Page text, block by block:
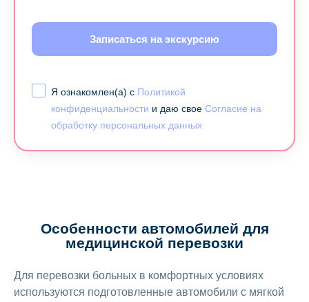
Записаться на экскурсию
Я ознакомлен(а) с Политикой
конфиденциальности и даю свое Согласие на
обработку персональных данных
Особенности автомобилей для
медицинской перевозки
Для перевозки больных в комфортных условиях
используются подготовленные автомобили с мягкой